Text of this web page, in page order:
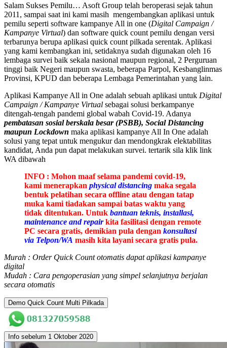
Salam Sukses Pemilu… Asoft Group telah beroperasi sejak tahun
2011, sampai saat ini kami masih mengembangkan aplikasi untuk
pemilu seperti software kampanye All in one (Digital Campaign /
Kampanye Virtual) dan software quick count pemilu dengan versi
terbarunya berupa aplikasi quick count pilkada serentak. Aplikasi
yang kami kembangkan ini, setidaknya sudah digunakan oleh 16
lembaga survei baik sekala nasional maupun regional, 2 Perguruan
tinggi baik Negeri maupun swasta, beberapa Parpol, Kesbanglinmas
Provinsi, KPUD dan beberapa Lembaga Pemerintahan yang lain.
Aplikasi Kampanye All in One adalah sebuah aplikasi untuk Digital
Campaign / Kampanye Virtual sebagai solusi berkampanye
ditengah-tengah pandemi global wabah Covid-19. Adanya
pembatasan sosial berskala besar (PSBB), Social Distancing
maupun Lockdown maka aplikasi kampanye All In One adalah
solusi yang tepat untuk mengukur dan mendongkrak elektabilitas
kandidat, Anda pun dapat melakukan survei. tertarik sila klik link
WA dibawah
INFO : Mohon maaf selama pandemi covid-19,
kami menerapkan physical distancing maka segala
bentuk pelatihan secara offline atau dengan tatap
muka kami tiadakan sampai batas waktu yang
tidak ditentukan. Untuk bantuan teknis, installasi,
maintenance and repairkita fasilitasi dengan remote
PC secara gratis, demikian pula dengan konsultasi
via Telpon/WA masih kita layani secara gratis pula.
Murah : Order Quick Count otomatis dapat aplikasi kampanye
digital
Mudah : Cara pengoperasian yang simpel selanjutnya berjalan
secara otomatis
Demo Quick Count Multi Pilkada
Info sebelum 1 Oktober 2020